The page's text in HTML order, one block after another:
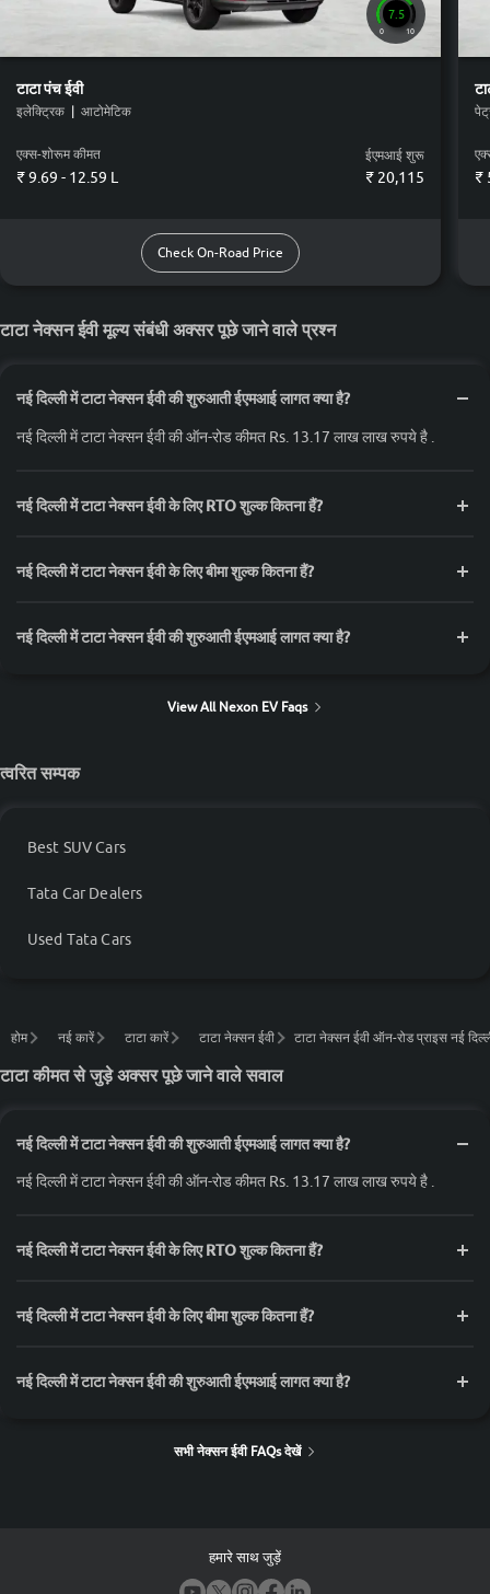
7.5
0 10
टाटापंच ईवी
इलेक्ट्रिक | आटोमेटिक
एक्स-शोरूम कीमत
₹ 9.69 - 12.59 L
ईएमआई शुरू
₹ 20,115
Check On-Road Price
₹
टाटा नेक्सन ईवी मूल्य संबंधी अक्सर पूछे जाने वाले प्रश्न
नई दिल्ली में टाटा नेक्सन ईवी की शुरुआती ईएमआई लागत क्या है?
नई दिल्ली में टाटा नेक्सन ईवी की ऑन-रोड कीमत Rs. 13.17 लाख लाख रुपये है .
नई दिल्ली में टाटा नेक्सन ईवी के लिए RTO शुल्क कितना हैं?
नई दिल्ली में टाटा नेक्सन ईवी के लिए बीमा शुल्क कितना हैं?
नई दिल्ली में टाटा नेक्सन ईवी की शुरुआती ईएमआई लागत क्या है?
View All Nexon EV Faqs
त्वरित सम्पक
Best SUV Cars
Tata Car Dealers
Used Tata Cars
होम नई कारें टाटा कारें टाटा नेक्सन ईवी टाटा नेक्सन ईवी ऑन-रोड प्राइस नई
टाटा कीमत से जुड़े अक्सर पूछे जाने वाले सवाल
नई दिल्ली में टाटा नेक्सन ईवी की शुरुआती ईएमआई लागत क्या है?
नई दिल्ली में टाटा नेक्सन ईवी की ऑन-रोड कीमत Rs. 13.17 लाख लाख रुपये है .
नई दिल्ली में टाटा नेक्सन ईवी के लिए RTO शुल्क कितना हैं?
नई दिल्ली में टाटा नेक्सन ईवी के लिए बीमा शुल्क कितना हैं?
नई दिल्ली में टाटा नेक्सन ईवी की शुरुआती ईएमआई लागत क्या है?
सभी नेक्सन ईवी FAQs देखें
हमारे साथ जुड़ें